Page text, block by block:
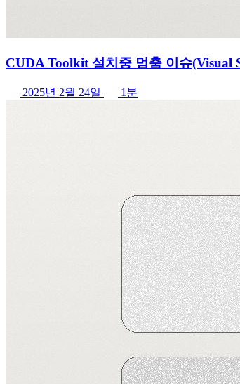
CUDA Toolkit 설치중 멈춤 이슈(Visual
2025년 2월 24일 1분